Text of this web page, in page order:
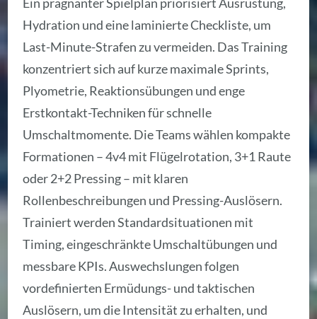
Hydration und eine laminierte Checkliste, um
Last-Minute-Strafen zu vermeiden. Das Training
konzentriert sich auf kurze maximale Sprints,
Plyometrie, Reaktionsübungen und enge
Erstkontakt-Techniken für schnelle
Umschaltmomente. Die Teams wählen kompakte
Formationen – 4v4 mit Flügelrotation, 3+1 Raute
oder 2+2 Pressing – mit klaren
Rollenbeschreibungen und Pressing-Auslösern.
Trainiert werden Standardsituationen mit
Timing, eingeschränkte Umschaltübungen und
messbare KPIs. Auswechslungen folgen
vordefinierten Ermüdungs- und taktischen
Auslösern, um die Intensität zu erhalten, und